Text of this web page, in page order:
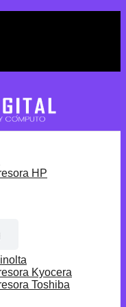
HP
Kyocera
Toshiba